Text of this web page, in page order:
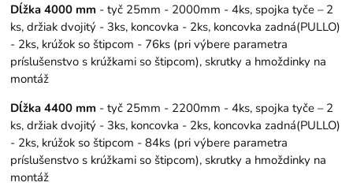
Dĺžka 4000 mm - tyč 25mm - 2000mm - 4ks, spojka tyče – 2
ks, držiak dvojitý - 3ks, koncovka - 2ks, koncovka zadná(PULLO)
- 2ks, krúžok so štipcom - 76ks (pri výbere parametra
príslušenstvo s krúžkami so štipcom), skrutky a hmoždinky na
montáž
Dĺžka 4400 mm - tyč 25mm - 2200mm - 4ks, spojka tyče – 2
ks, držiak dvojitý - 3ks, koncovka - 2ks, koncovka zadná(PULLO)
- 2ks, krúžok so štipcom - 84ks (pri výbere parametra
príslušenstvo s krúžkami so štipcom), skrutky a hmoždinky na
montáž